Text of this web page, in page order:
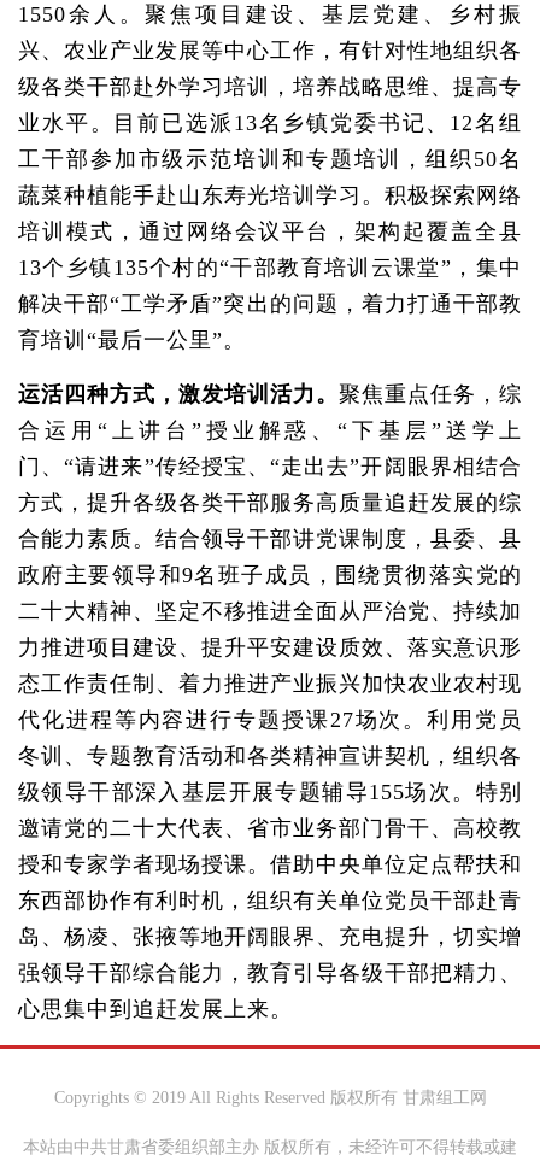
1550余人。聚焦项目建设、基层党建、乡村振
兴、农业产业发展等中心工作，有针对性地组织各
级各类干部赴外学习培训，培养战略思维、提高专
业水平。目前已选派13名乡镇党委书记、12名组
工干部参加市级示范培训和专题培训，组织50名
蔬菜种植能手赴山东寿光培训学习。积极探索网络
培训模式，通过网络会议平台，架构起覆盖全县
13个乡镇135个村的“干部教育培训云课堂”，集中
解决干部“工学矛盾”突出的问题，着力打通干部教
育培训“最后一公里”。
运活四种方式，激发培训活力。 聚焦重点任务，综
合运用“上讲台”授业解惑、“下基层”送学上
门、“请进来”传经授宝、“走出去”开阔眼界相结合
方式，提升各级各类干部服务高质量追赶发展的综
合能力素质。结合领导干部讲党课制度，县委、县
政府主要领导和9名班子成员，围绕贯彻落实党的
二十大精神、坚定不移推进全面从严治党、持续加
力推进项目建设、提升平安建设质效、落实意识形
态工作责任制、着力推进产业振兴加快农业农村现
代化进程等内容进行专题授课27场次。利用党员
冬训、专题教育活动和各类精神宣讲契机，组织各
级领导干部深入基层开展专题辅导155场次。特别
邀请党的二十大代表、省市业务部门骨干、高校教
授和专家学者现场授课。借助中央单位定点帮扶和
东西部协作有利时机，组织有关单位党员干部赴青
岛、杨凌、张掖等地开阔眼界、充电提升，切实增
强领导干部综合能力，教育引导各级干部把精力、
心思集中到追赶发展上来。
Copyrights © 2019 All Rights Reserved 版权所有 甘肃组工网
本站由中共甘肃省委组织部主办 版权所有，未经许可不得转载或建